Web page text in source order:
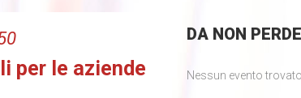
per le aziende
DANON
Nessun evento trovato